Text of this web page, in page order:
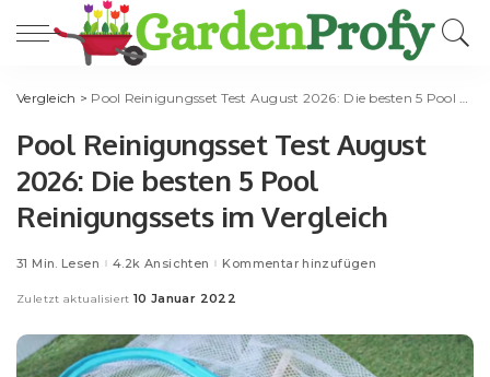
Vergleich > Pool Reinigungsset Test August 2026: Die besten 5 Pool Reinigungssets im Vergleich
Pool Reinigungsset Test August
2026: Die besten 5 Pool
Reinigungssets im Vergleich
31 Min. Lesen 4.2k Ansichten Kommentar hinzufügen
Zuletzt aktualisiert 10 Januar 2022